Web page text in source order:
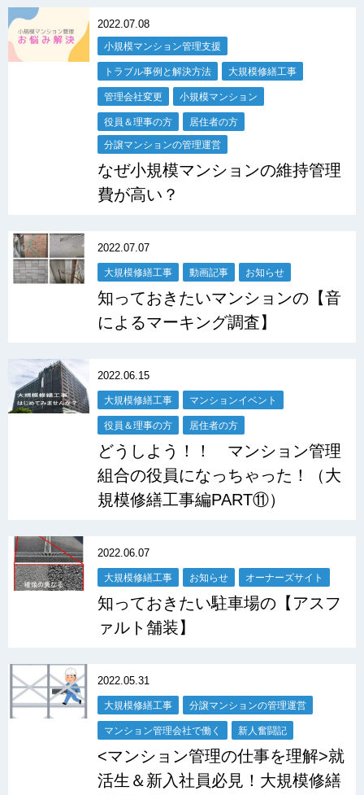
2022.07.08
小規模マンション管理支援
トラブル事例と解決方法 大規模修繕工事
管理会社変更 小規模マンション
役員＆理事の方 居住者の方
分譲マンションの管理運営
なぜ小規模マンションの維持管理
費が高い？
2022.07.07
大規模修繕工事 動画記事 お知らせ
知っておきたいマンションの【音
によるマーキング調査】
2022.06.15
大規模修繕工事 マンションイベント
役員＆理事の方 居住者の方
どうしよう！！ マンション管理
組合の役員になっちゃった！（大
規模修繕工事編PART⑪）
2022.06.07
大規模修繕工事 お知らせ オーナーズサイト
知っておきたい駐車場の【アスフ
ァルト舗装】
2022.05.31
大規模修繕工事 分譲マンションの管理運営
マンション管理会社で働く 新人奮闘記
<マンション管理の仕事を理解>就
活生＆新入社員必見！大規模修繕